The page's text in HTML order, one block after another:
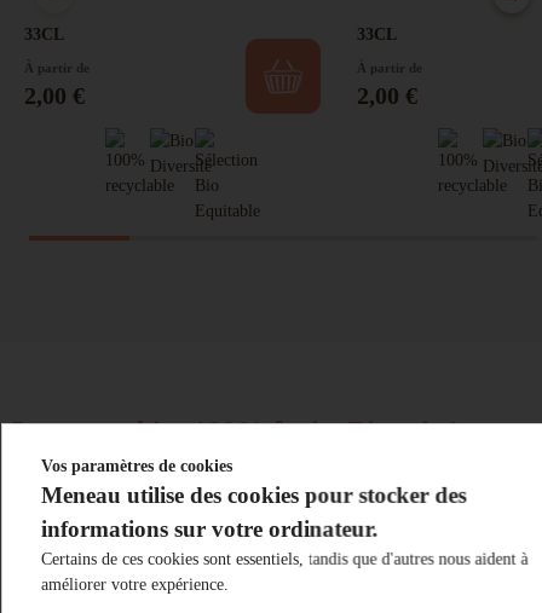
33CL
À partir de
Prix
2,00 €
33CL
À partir de
Prix
2,00 €
Les smoothies 100% fruits Bio mixés
Des smoothies bio onctueux
Lesrecettes artisanalesde notre gamme de smoothies sont
Vos paramètres de cookies
Meneau utilise des cookies pour stocker des
informations sur votre ordinateur.
Certains de ces cookies sont essentiels, tandis que d'autres nous aident à
améliorer votre expérience.